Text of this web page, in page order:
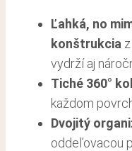
Ľahká, no
konštrukcia
vydrží aj
Tiché 360°
každom
Dvojitý
oddeľovacou